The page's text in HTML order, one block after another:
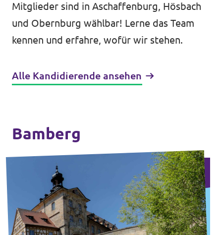
Mitglieder sind in Aschaffenburg, Hösbach
und Obernburg wählbar! Lerne das Team
kennen und erfahre, wofür wir stehen.
Alle Kandidierende ansehen
Bamberg